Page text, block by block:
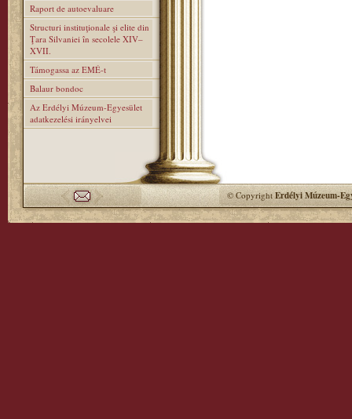
Raport de autoevaluare
Structuri instituţionale şi elite din
Ţara Silvaniei în secolele XIV–
XVII.
Támogassa az EMÉ-t
Balaur bondoc
Az Erdélyi Múzeum-Egyesület
adatkezelési irányelvei
© CopyrightErdélyi Múzeum-